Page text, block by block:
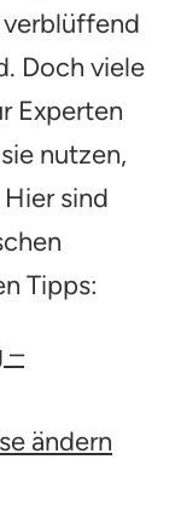
Doch viele
Experten
nutzen,
sind
Tipps:
–
ändern